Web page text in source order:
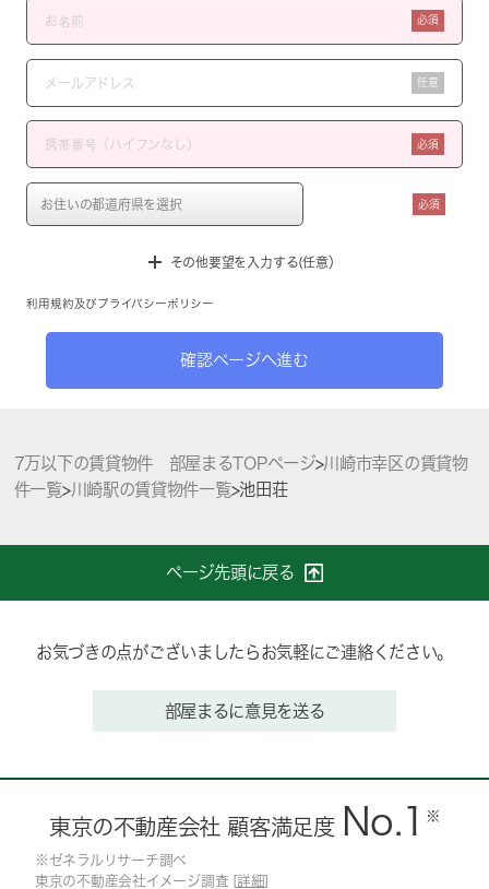
必須
任意
必須
必須
その他要望を入力する(任意）
利用規約 及び プライバシーポリシー
確認ページへ進む
7万以下の賃貸物件 部屋まるTOPページ>川崎市幸区の賃貸物
件一覧>川崎駅の賃貸物件一覧>池田荘
ページ先頭に戻る
お気づきの点がございましたらお気軽にご連絡ください。
部屋まるに意見を送る
東京の不動産会社 顧客満足度 No.1 ※
※ゼネラルリサーチ調べ
東京の不動産会社イメージ調査 [詳細]